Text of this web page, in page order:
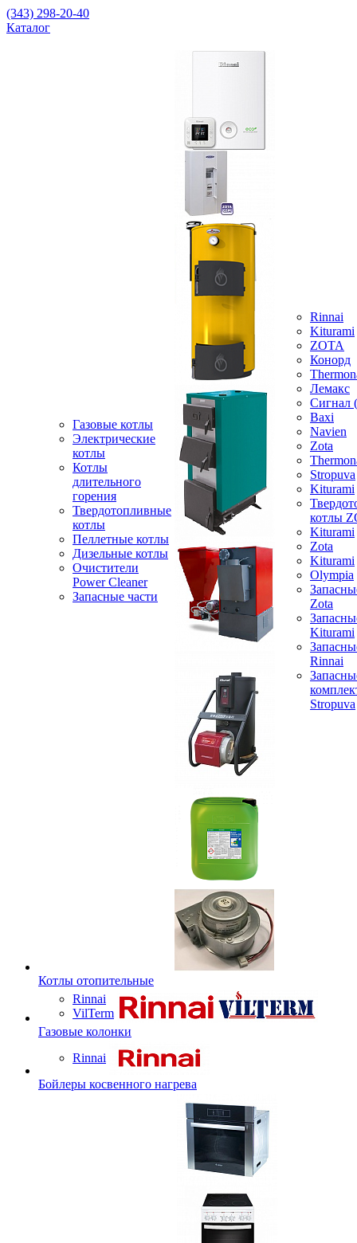
(343) 298-20-40
Каталог
Газовые котлы
Электрические
котлы
Котлы
длительного
горения
Твердотопливные
котлы
Пеллетные котлы
Дизельные котлы
Очистители
Power Cleaner
Запасные части
Rinnai
Kiturami
ZOTA
Конорд
Лемакс
Baxi
Navien
Zota
Stropuva
Kiturami
котлы
Kiturami
Zota
Kiturami
Olympia
Zota
Kiturami
Rinnai
Stropuva
Котлы отопительные
Rinnai
VilTerm
Газовые колонки
Rinnai
Бойлеры косвенного нагрева